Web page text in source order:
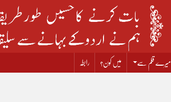
میرے قلم سے میں کون؟ رابطہ